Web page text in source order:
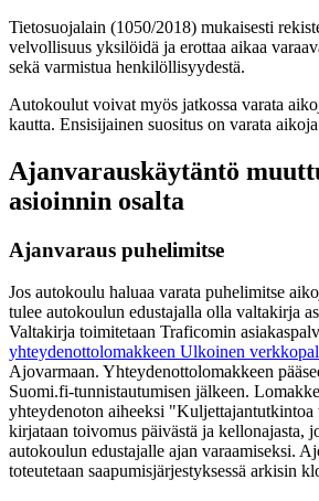
Tietosuojalain (1050/2018) mukaisesti
velvollisuus yksilöidä ja erottaa aikaa
sekä varmistua henkilöllisyydestä.
Autokoulut voivat myös jatkossa varata
kautta. Ensisijainen suositus on varata
Ajanvarauskäytäntö
asioinnin osalta
Ajanvaraus puhelimitse
Jos autokoulu haluaa varata puhelimitse
tulee autokoulun edustajalla olla valtakirja
Valtakirja toimitetaan Traficomin
yhteydenottolomakkeen Ulkoinen
Ajovarmaan. Yhteydenottolomakkeen
Suomi.fi-tunnistautumisen jälkeen.
yhteydenoton aiheeksi "Kuljettajantutkintoa
kirjataan toivomus päivästä ja kellonajasta,
autokoulun edustajalle ajan varaamiseksi.
toteutetaan saapumisjärjestyksessä arkisin